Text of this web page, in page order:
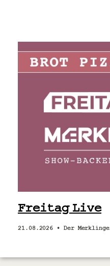
Freitag Live
21.08.2026 • Der